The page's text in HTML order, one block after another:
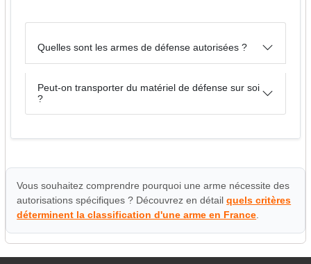
Quelles sont les armes de défense autorisées ?
Peut-on transporter du matériel de défense sur soi
?
Vous souhaitez comprendre pourquoi une arme nécessite des
autorisations spécifiques ? Découvrez en détailquels critères
déterminent la classification d'une arme en France